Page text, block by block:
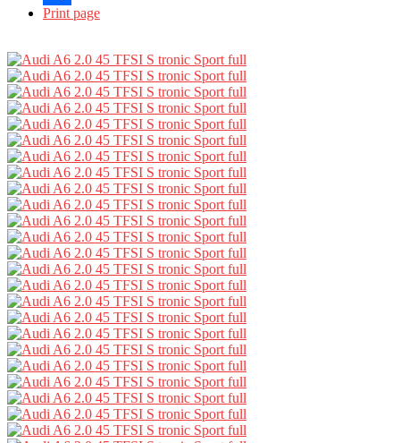
Partajează
Print page